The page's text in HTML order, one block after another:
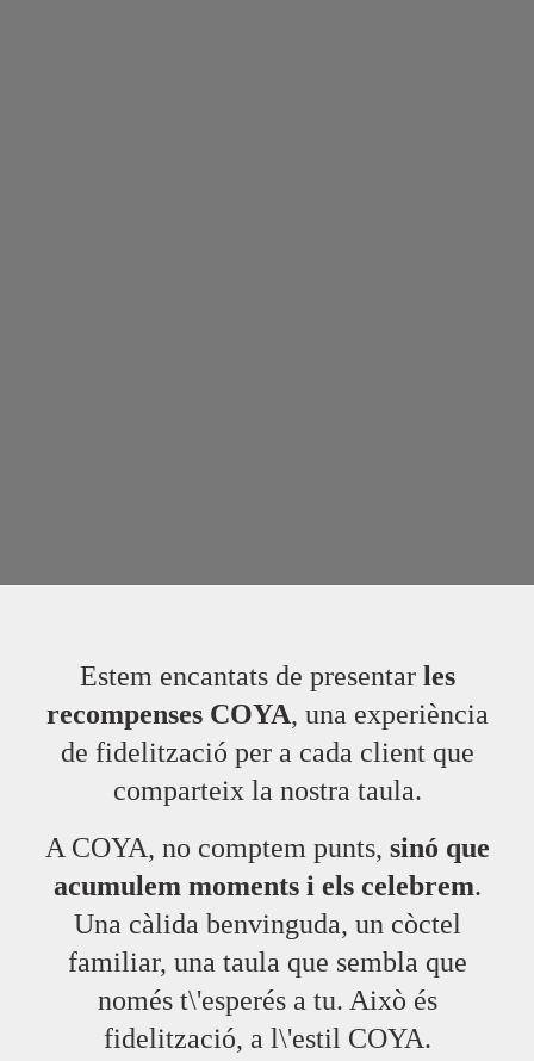
Estem encantats de presentar les
recompenses COYA, una experiència
de fidelització per a cada client que
comparteix la nostra taula.
A COYA, no comptem punts, sinó que
acumulem moments i els celebrem.
Una càlida benvinguda, un còctel
familiar, una taula que sembla que
només t\'esperés a tu. Això és
fidelització, a l\'estil COYA.